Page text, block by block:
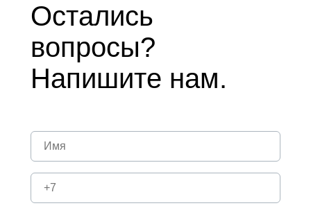
Остались
вопросы?
Напишите нам.